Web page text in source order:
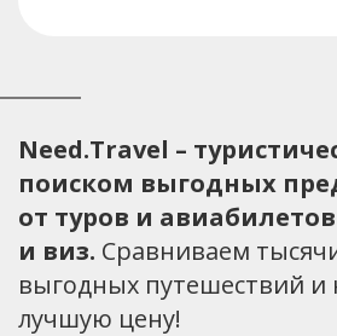
Need.Travel –
поиском выгодных
от туров и
и виз. Сравниваем
выгодных путешествий и
лучшую цену!